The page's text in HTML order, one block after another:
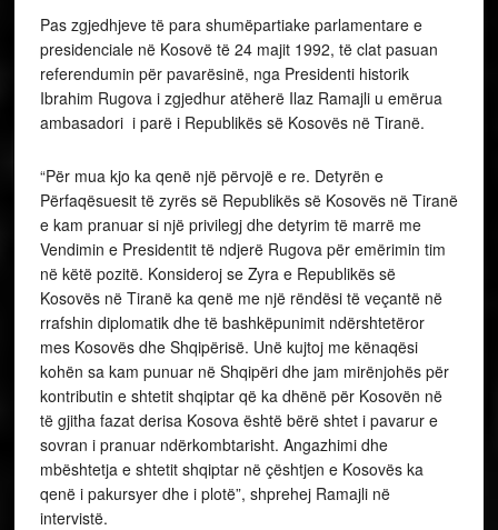
Pas zgjedhjeve të para shumëpartiake parlamentare e
presidenciale në Kosovë të 24 majit 1992, të clat pasuan
referendumin për pavarësinë, nga Presidenti historik
Ibrahim Rugova i zgjedhur atëherë Ilaz Ramajli u emërua
ambasadori i parë i Republikës së Kosovës në Tiranë.
“Për mua kjo ka qenë një përvojë e re. Detyrën e
Përfaqësuesit të zyrës së Republikës së Kosovës në Tiranë
e kam pranuar si një privilegj dhe detyrim të marrë me
Vendimin e Presidentit të ndjerë Rugova për emërimin tim
në këtë pozitë. Konsideroj se Zyra e Republikës së
Kosovës në Tiranë ka qenë me një rëndësi të veçantë në
rrafshin diplomatik dhe të bashkëpunimit ndërshtetëror
mes Kosovës dhe Shqipërisë. Unë kujtoj me kënaqësi
kohën sa kam punuar në Shqipëri dhe jam mirënjohës për
kontributin e shtetit shqiptar që ka dhënë për Kosovën në
të gjitha fazat derisa Kosova është bërë shtet i pavarur e
sovran i pranuar ndërkombtarisht. Angazhimi dhe
mbështetja e shtetit shqiptar në çështjen e Kosovës ka
qenë i pakursyer dhe i plotë”, shprehej Ramajli në
intervistë.